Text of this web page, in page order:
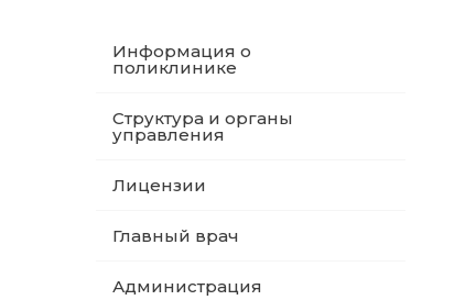
Информация о
поликлинике
Структура и органы
управления
Лицензии
Главный врач
Администрация